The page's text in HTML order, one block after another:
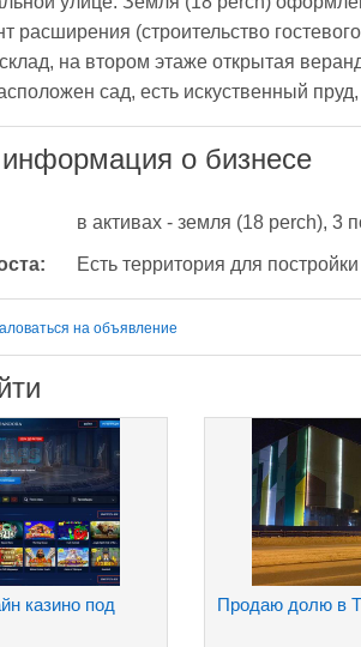
расширения (строительство
на втором этаже открытая
сад, есть искуственный
о бизнесе
в активах - земля (18 perch), 3
Есть территория для
на объявление
казино под
Продаю долю в